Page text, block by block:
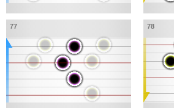
77 78